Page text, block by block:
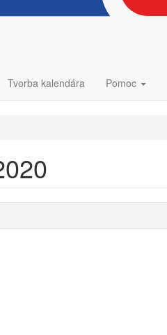
Tvorba kalendára Pomoc